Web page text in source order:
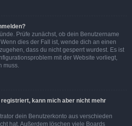
Prüfe zunächst, ob dein Benutzername
dies der Fall ist, wende dich an einen
dass du nicht gesperrt wurdest. Es ist
mit der Website vorliegt,
muss.
registriert, kann mich aber nicht mehr
dein Benutzerkonto aus verschieden
hat. Außerdem löschen viele Boards